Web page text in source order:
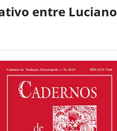
entre Luciano